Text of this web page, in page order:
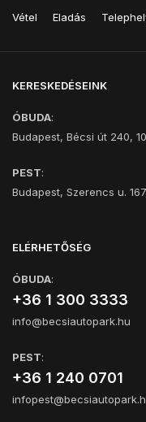
Vétel Eladás
KERESKEDÉSEINK
ÓBUDA:
Budapest, Bécsi út 240,
PEST:
Budapest, Szerencs u.
ELÉRHETŐSÉG
ÓBUDA:
+36 1 300 3333
info@becsiautopark.hu
PEST:
+36 1 240 0701